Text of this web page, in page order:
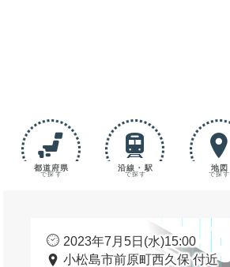
都道府県
で探す
沿線・駅
で探す
地図
で探す
2023年7月5日(水)15:00
小松島市前原町西久保 付近